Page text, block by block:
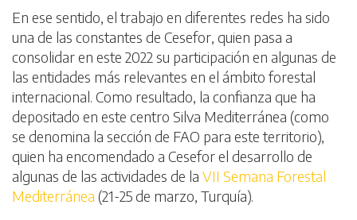
En ese sentido, el trabajo en diferentes redes ha sido
una de las constantes de Cesefor, quien pasa a
consolidar en este 2022 su participación en algunas de
las entidades más relevantes en el ámbito forestal
internacional. Como resultado, la confianza que ha
depositado en este centro Silva Mediterránea (como
se denomina la sección de FAO para este territorio),
quien ha encomendado a Cesefor el desarrollo de
algunas de las actividades de la VII Semana Forestal
Mediterránea (21-25 de marzo, Turquía).